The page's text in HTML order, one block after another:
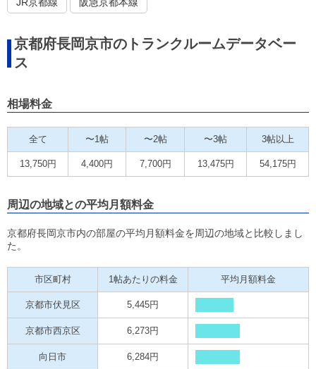
京都府長岡京市のトランクルームデータベー
ス
相場料金
全て 〜1帖 〜2帖 〜3帖 3帖以上
13,750円 4,400円 7,700円 13,475円 54,175円
周辺の地域との平均月額料金
京都府長岡京市内の部屋の平均月額料金を周辺の地域と比較しまし
た。
市区町村 1帖あたりの料金 平均月額料金
京都市伏見区 5,445円
京都市西京区 6,273円
向日市 6,284円